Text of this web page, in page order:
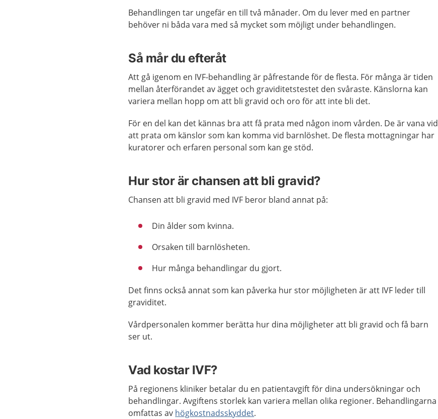
Behandlingen tar ungefär en till två månader. Om du lever med en partner
behöver ni båda vara med så mycket som möjligt under behandlingen.
Så mår du efteråt
Att gå igenom en IVF-behandling är påfrestande för de flesta. För många är tiden
mellan återförandet av ägget och graviditetstestet den svåraste. Känslorna kan
variera mellan hopp om att bli gravid och oro för att inte bli det.
För en del kan det kännas bra att få prata med någon inom vården. De är vana vid
att prata om känslor som kan komma vid barnlöshet. De flesta mottagningar har
kuratorer och erfaren personal som kan ge stöd.
Hur stor är chansen att bli gravid?
Chansen att bli gravid med IVF beror bland annat på:
Din ålder som kvinna.
Orsaken till barnlösheten.
Hur många behandlingar du gjort.
Det finns också annat som kan påverka hur stor möjligheten är att IVF leder till
graviditet.
Vårdpersonalen kommer berätta hur dina möjligheter att bli gravid och få barn
ser ut.
Vad kostar IVF?
På regionens kliniker betalar du en patientavgift för dina undersökningar och
behandlingar. Avgiftens storlek kan variera mellan olika regioner. Behandlingarna
omfattas av högkostnadsskyddet.